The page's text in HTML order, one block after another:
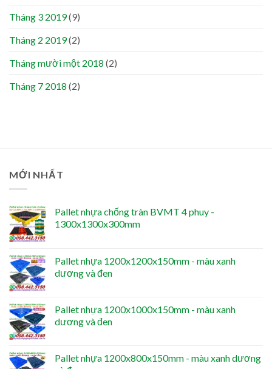
Tháng 3 2019(9)
Tháng 2 2019(2)
Tháng mười một 2018 (2)
Tháng 7 2018 (2)
MỚI NHẤT
Pallet nhựa chống tràn BVMT 4 phuy -
1300x1300x300mm
Pallet nhựa 1200x1200x150mm - màu xanh
dương và đen
Pallet nhựa 1200x1000x150mm - màu xanh
dương và đen
Pallet nhựa 1200x800x150mm - màu xanh dương